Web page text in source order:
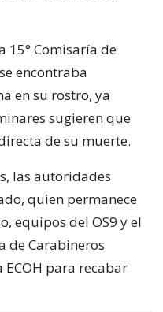
15° Comisaría de
encontraba
en su rostro, ya
sugieren que
de su muerte.
las autoridades
quien permanece
equipos del OS9 y el
de Carabineros
para recabar